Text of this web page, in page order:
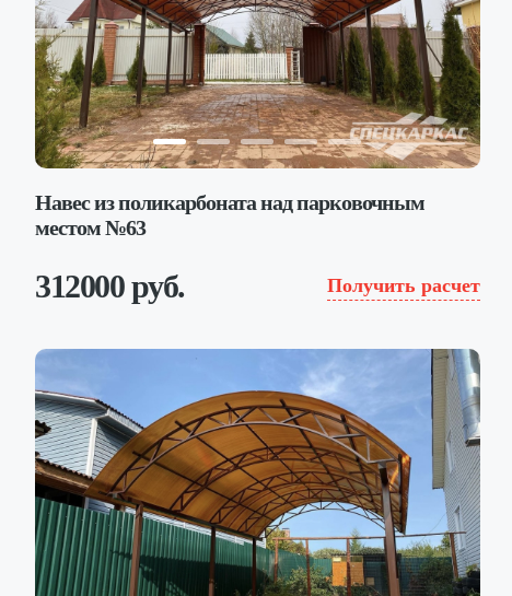
Навес из поликарбоната над парковочным
местом №63
312000 руб. Получить расчет